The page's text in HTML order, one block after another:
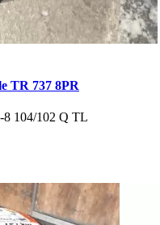
TR 737 8PR
104/102 Q TL